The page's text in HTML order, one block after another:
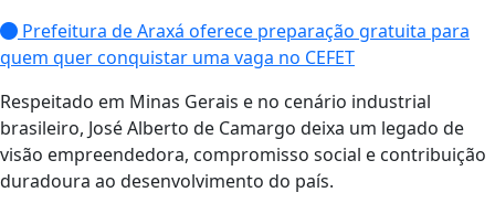
Prefeitura de Araxá oferece preparação gratuita para
quem quer conquistar uma vaga no CEFET
Respeitado em Minas Gerais e no cenário industrial
brasileiro, José Alberto de Camargo deixa um legado de
visão empreendedora, compromisso social e contribuição
duradoura ao desenvolvimento do país.